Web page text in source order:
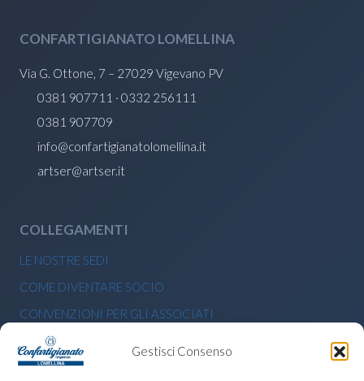
Gestisci Consenso
CONFARTIGIANATO LOMELLINA
Via G. Ottone, 7 – 27029 Vigevano PV
0381 907711 · 0332 256111
0381 907709
info@confartigianatolomellina.it
artser@artser.it
COLLEGAMENTI
LE NOSTRE SEDI
COME DIVENTARE SOCIO
CONVENZIONI PER GLI ASSOCIATI
BANDI E CONTRIBUTI ECONOMICI
PRIVACY POLICY